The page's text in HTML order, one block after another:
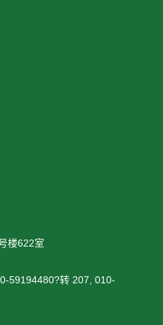
楼622室
59194480?转 207, 010-